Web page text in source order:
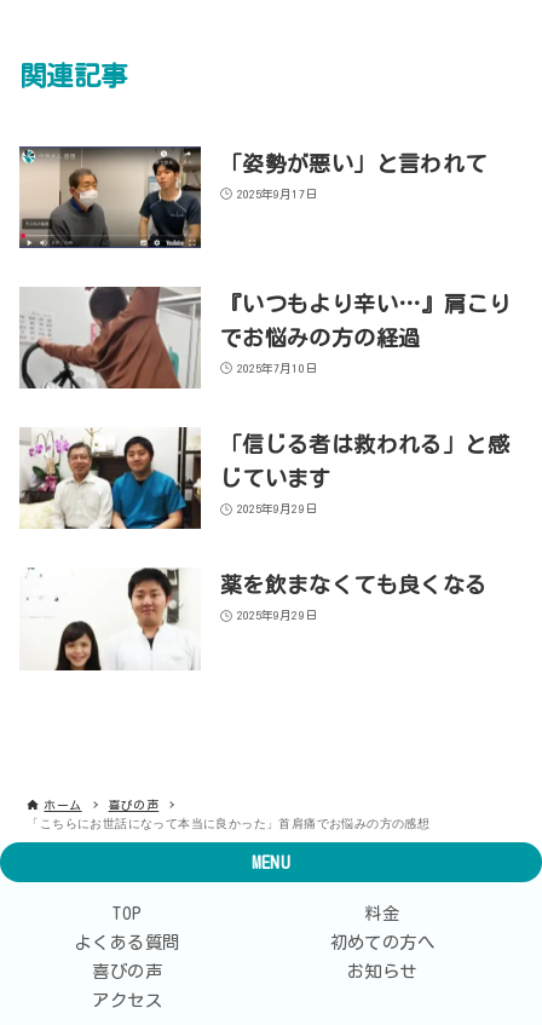
関連記事
「姿勢が悪い」と言われて
2025年9月17日
『いつもより辛い…』肩こり
でお悩みの方の経過
2025年7月10日
「信じる者は救われる」と感
じています
2025年9月29日
薬を飲まなくても良くなる
2025年9月29日
ホーム 喜びの声
「こちらにお世話になって本当に良かった」首肩痛でお悩みの方の感想
MENU
TOP
料金
よくある質問
初めての方へ
喜びの声
お知らせ
アクセス